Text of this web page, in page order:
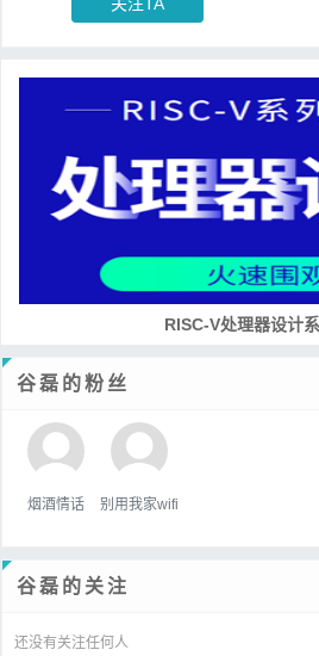
培养RISC-V大学土壤 共建
谷磊的粉丝
烟酒情话 别用我家wifi
谷磊的关注
还没有关注任何人